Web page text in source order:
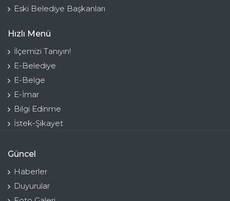
Eski Belediye Başkanları
Hızlı Menü
İlçemizi Tanıyın!
E-Belediye
E-Belge
E-İmar
Bilgi Edinme
İstek-Şikayet
Güncel
Haberler
Duyurular